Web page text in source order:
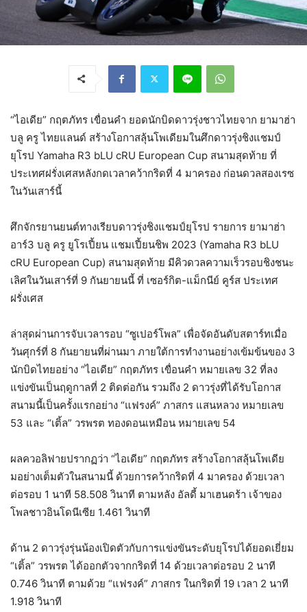
“ไอเดีย” กฤตภัทร เขื่อนคำ ยอดนักบิดดาวรุ่งชาวไทยจาก ยามาฮ่า
บลู ครู ไทยแลนด์ สร้างโอกาสลุ้นโพเดียมในศึกดาวรุ่งชิงแชมป์
ยุโรป Yamaha R3 bLU cRU European Cup สนามสุดท้าย ที่
ประเทศฝรั่งเศสหลังกดเวลาคว้ากริดที่ 4 มาครอง ก่อนดวลสองเรซ
ในวันเสาร์นี้
ศึกจักรยานยนต์ทางเรียบดาวรุ่งชิงแชมป์ยุโรป รายการ ยามาฮ่า
อาร์3 บลู ครู ยูโรเปี้ยน แชมเปี้ยนชิพ 2023 (Yamaha R3 bLU
cRU European Cup) สนามสุดท้าย มีคิวดวลความเร็วรอบชิงชนะ
เลิศในวันเสาร์ที่ 9 กันยายนนี้ ที่ เซอร์กิต-แม็กนีย์ คูร์ส ประเทศ
ฝรั่งเศส
ล่าสุดผ่านการจับเวลารอบ “ซูเปอร์โพล” เพื่อจัดอันดับสตาร์ทเมื่อ
วันศุกร์ที่ 8 กันยายนที่ผ่านมา ภายใต้การทำงานอย่างเข้มข้นของ 3
นักบิดไทยอย่าง “ไอเดีย” กฤตภัทร เขื่อนคำ หมายเลข 32 ที่ลง
แข่งขันเป็นฤดูกาลที่ 2 ติดต่อกัน รวมถึง 2 ดาวรุ่งที่ได้รับโอกาส
สนามนี้เป็นครั้งแรกอย่าง “แฟรงค์” ภาสกร แสนหลวง หมายเลข
53 และ “เติ้ล” วรพรต ทองดอนเหมือน หมายเลข 54
ผลควอลิฟายปรากฏว่า “ไอเดีย” กฤตภัทร สร้างโอกาสลุ้นโพเดีย
มอย่างเต็มตัวในสนามนี้ ด้วยการคว้ากริดที่ 4 มาครอง ด้วยเวลา
ต่อรอบ 1 นาที 58.508 วินาที ตามหลัง อัลดี้ มาเฮนดร้า เจ้าของ
โพลชาวอินโดนีเซีย 1.461 วินาที
ด้าน 2 ดาวรุ่งรุ่นน้องเปิดตัวกับการแข่งขันระดับยุโรปได้ยอดเยี่ยม
“เติ้ล” วรพรต ได้ออกตัวจากกริดที่ 14 ด้วยเวลาต่อรอบ 2 นาที
0.746 วินาที ตามด้วย “แฟรงค์” ภาสกร ในกริดที่ 19 เวลา 2 นาที
1.918 วินาที